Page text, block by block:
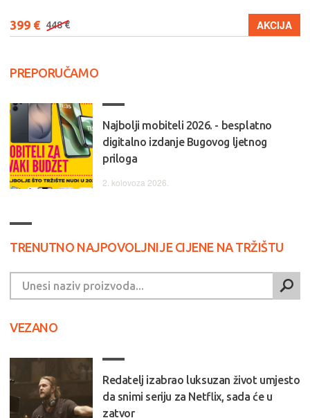
399 € 448 € AKCIJA
PREPORUČAMO
Najbolji mobiteli 2026. - besplatno
digitalno izdanje Bugovog ljetnog
priloga
2. kolovoza 2026.
TRENUTNO NAJPOVOLJNIJE CIJENE NA TRŽIŠTU
VEZANO
Redatelj izabrao luksuzan život umjesto
da snimi seriju za Netflix, sada će u
zatvor